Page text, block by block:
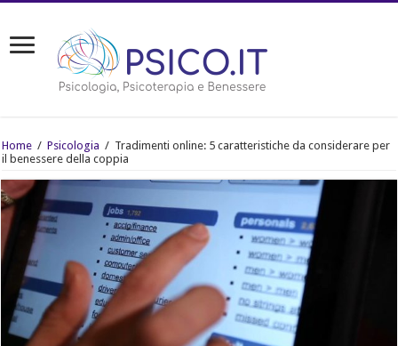
Home / Psicologia / Tradimenti online: 5 caratteristiche da considerare per
il benessere della coppia